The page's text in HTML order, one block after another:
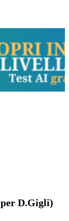
D.Gigli)